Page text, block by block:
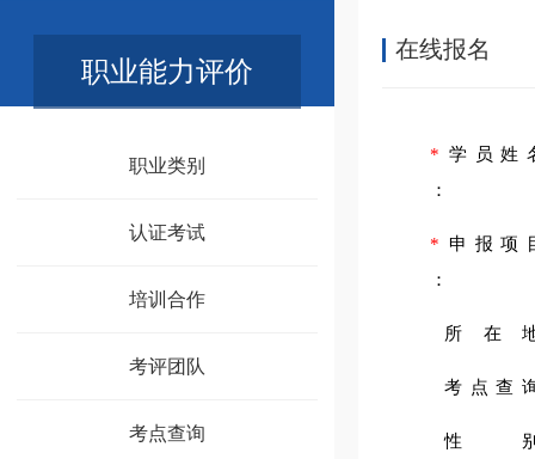
职业能力评价
职业类别
认证考试
培训合作
考评团队
考点查询
在线报名
* 学员姓
：
*
申报项
：
所在
考点查
性